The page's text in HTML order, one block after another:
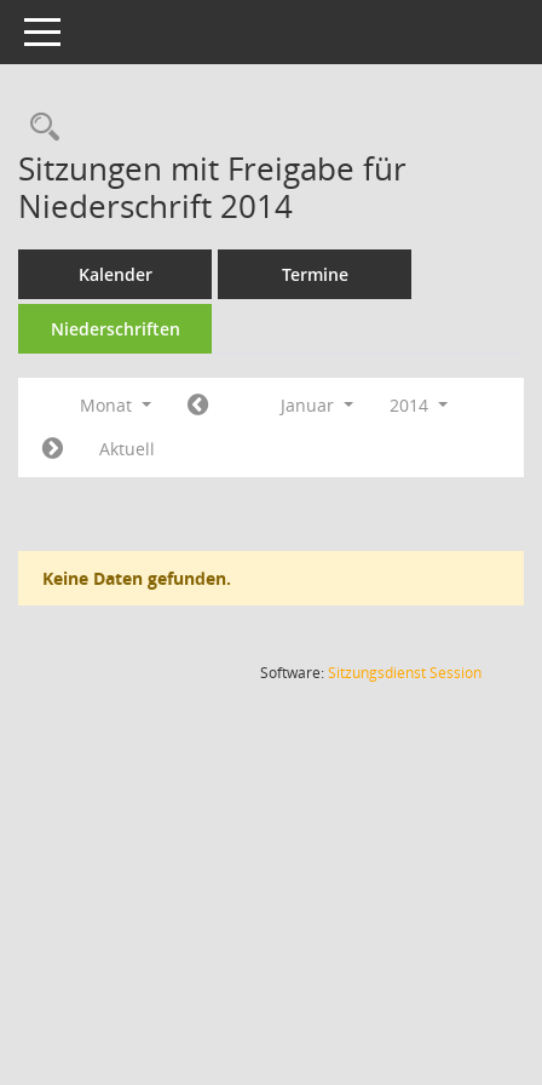
Toggle navigation
Rechercheauswahl
Sitzungen mit Freigabe für
Niederschrift 2014
Kalender Termine
Niederschriften
Monat Januar
2014
Aktuell
Keine Daten gefunden.
Software:SitzungsdienstSession(Wird in